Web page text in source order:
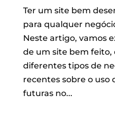
Ter um site bem
para qualquer
Neste artigo, vamos
de um site bem feito,
diferentes tipos de
recentes sobre o uso
futuras no...